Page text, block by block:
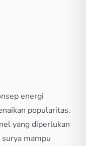
energi
popularitas.
yang diperlukan
mampu